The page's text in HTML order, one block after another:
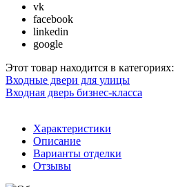
vk
facebook
linkedin
google
Этот товар находится в категориях:
Входные двери для улицы
Входная дверь бизнес-класса
Характеристики
Описание
Варианты отделки
Отзывы